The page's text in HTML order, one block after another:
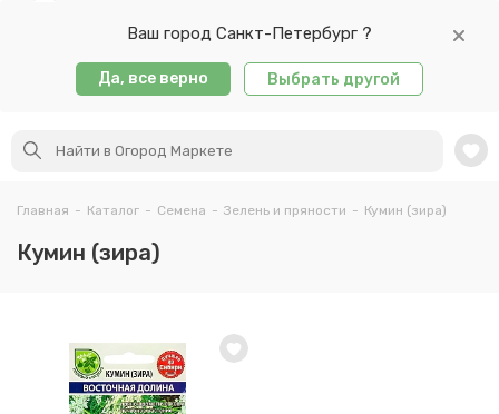
Ваш город Санкт-Петербург ?
Да, все верно Выбрать другой
Главная - Каталог - Семена - Зелень и пряности - Кумин (зира)
Кумин (зира)